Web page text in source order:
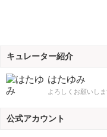
キュレーター紹介
はたゆみ
よろしくお願いし
公式アカウント